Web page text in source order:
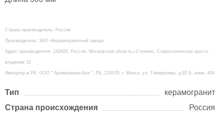
Страна производитель: Россия
Производитель: ЗАО «Керамогранитный завод»
Адрес производителя: 142800, Россия, Московская область,г.Ступино, Староситненское шоссе,
владение 32
Импортер в РБ: ООО " Арткерамика-Бел ", РБ, 220035, г. Минск, ул. Тимирязева, д.65 Б, комн. 409
Тип
керамогранит
Страна происхождения
Россия